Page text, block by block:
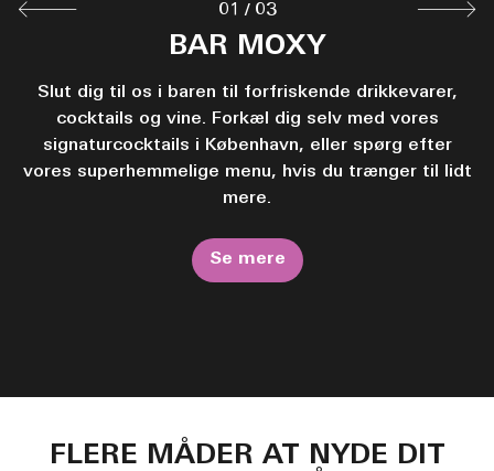
BAR MOXY
Slut dig til os i baren til forfriskende drikkevarer,
cocktails og vine. Forkæl dig selv med vores
signaturcocktails i København, eller spørg efter
vores superhemmelige menu, hvis du trænger til lidt
mere.
Se mere
BREAKFAST BUFFET
Tank op, så du er klar til alt det sjove, med
morgenmadsbuffeten i vores restaurant i København.
Nyd det store udvalg af både varme og kolde
valgmuligheder i hotellets buffet, før du tager ud på
eventyr – vi serverer også masser af vegetariske og
Se mere
GRAB & GO
Moxy Copenhagens lækkerier kan afhentes døgnet
rundt af endagsturister og selskabsløver. Vi har dine
midnatssnacks og masser af forsyninger til at
forberede dig til udforskningen af København.
01 / 03
FLERE MÅDER AT NYDE DIT